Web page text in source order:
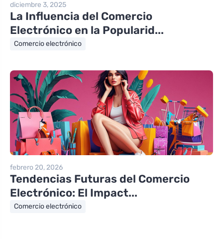
diciembre 3, 2025
La Influencia del Comercio
Electrónico en la Popularid...
Comercio electrónico
febrero 20, 2026
Tendencias Futuras del Comercio
Electrónico: El Impact...
Comercio electrónico